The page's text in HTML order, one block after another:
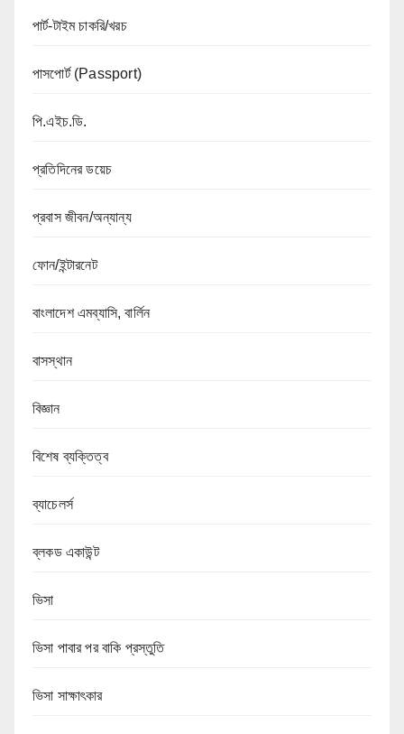
পার্ট-টাইম চাকরি/খরচ
পাসপোর্ট (Passport)
পি.এইচ.ডি.
প্রতিদিনের ডয়েচ
প্রবাস জীবন/অন্যান্য
ফোন/ইন্টারনেট
বাংলাদেশ এমব্যাসি, বার্লিন
বাসস্থান
বিজ্ঞান
বিশেষ ব্যক্তিত্ব
ব্যাচেলর্স
ব্লকড একাউন্ট
ভিসা
ভিসা পাবার পর বাকি প্রস্তুতি
ভিসা সাক্ষাৎকার